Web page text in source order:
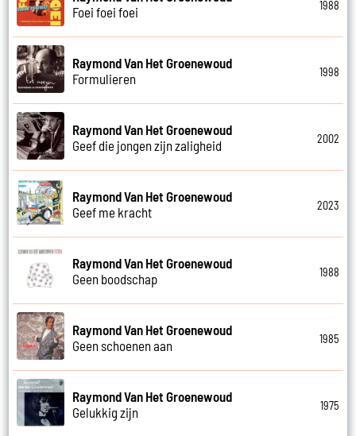
Foei foei foei
1988
Raymond Van Het Groenewoud
Formulieren
1998
Raymond Van Het Groenewoud
Geef die jongen zijn zaligheid
2002
Raymond Van Het Groenewoud
Geef me kracht
2023
Raymond Van Het Groenewoud
Geen boodschap
1988
Raymond Van Het Groenewoud
Geen schoenen aan
1985
Raymond Van Het Groenewoud
Gelukkig zijn
1975